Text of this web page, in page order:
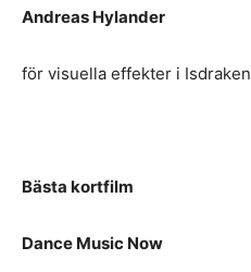
Andreas Hylander
för visuella effekter i Isdraken
Bästa kortfilm
Dance Music Now